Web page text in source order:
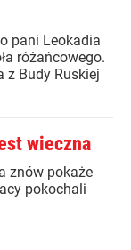
pani Leokadia
różańcowego.
z Budy Ruskiej
wieczna
znów pokaże
pokochali